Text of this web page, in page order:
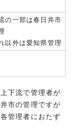
の一部は春日井市
以外は愛知県管理
下流で管理者が
市の管理ですが
管理者におたず